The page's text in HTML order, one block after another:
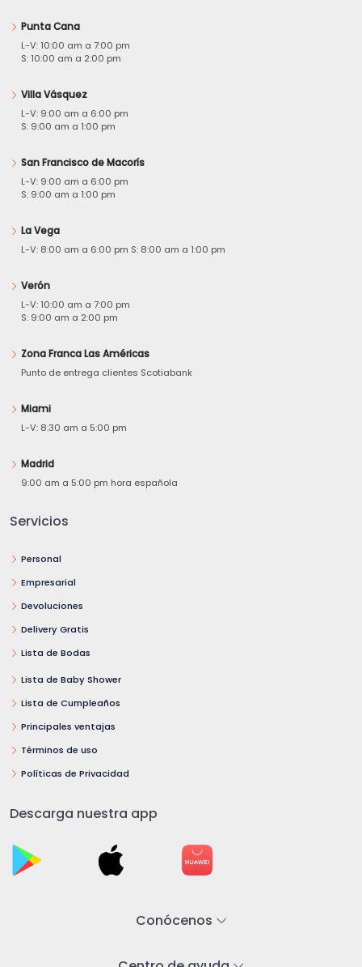
Punta Cana
L-V: 10:00 am a 7:00 pm
S: 10:00 am a 2:00 pm
Villa Vásquez
L-V: 9:00 am a 6:00 pm
S: 9:00 am a 1:00 pm
San Francisco de Macorís
L-V: 9:00 am a 6:00 pm
S: 9:00 am a 1:00 pm
La Vega
L-V: 8:00 am a 6:00 pm S: 8:00 am a 1:00 pm
Verón
L-V: 10:00 am a 7:00 pm
S: 9:00 am a 2:00 pm
Zona Franca Las Américas
Punto de entrega clientes Scotiabank
Miami
L-V: 8:30 am a 5:00 pm
Madrid
9:00 am a 5:00 pm hora española
Servicios
Personal
Empresarial
Devoluciones
Delivery Gratis
Lista de Bodas
Lista de Baby Shower
Lista de Cumpleaños
Principales ventajas
Términos de uso
Políticas de Privacidad
Descarga nuestra app
Conócenos